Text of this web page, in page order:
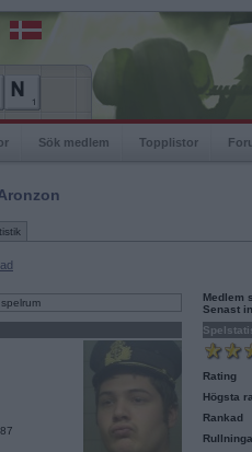
Sök medlem Topplistor
Medlem
Senast
Rating
Högsta
Rankad